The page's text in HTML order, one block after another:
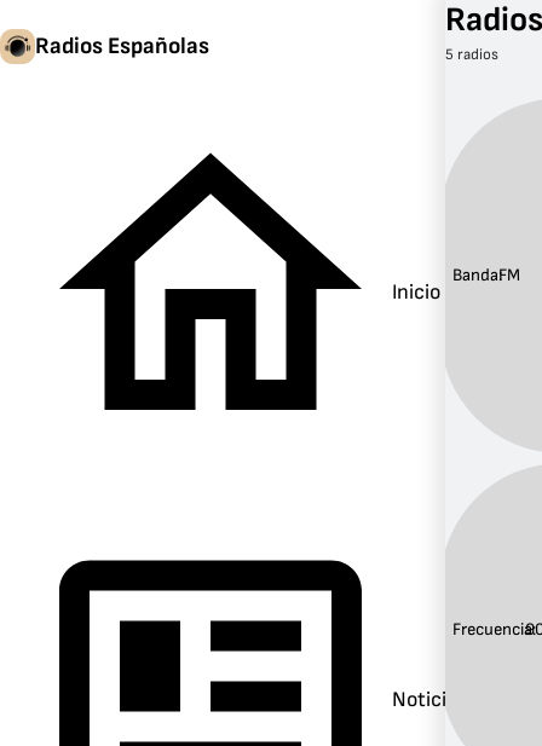
Radios Españolas
Inicio
Noticias
5 radios
Banda:FM
Frecuencia: